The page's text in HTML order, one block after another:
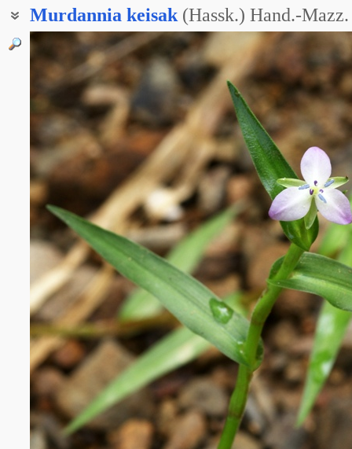
Murdannia keisak (Hassk.) Hand.-Mazz.
Анейлема Кейзака
Анейлема японская